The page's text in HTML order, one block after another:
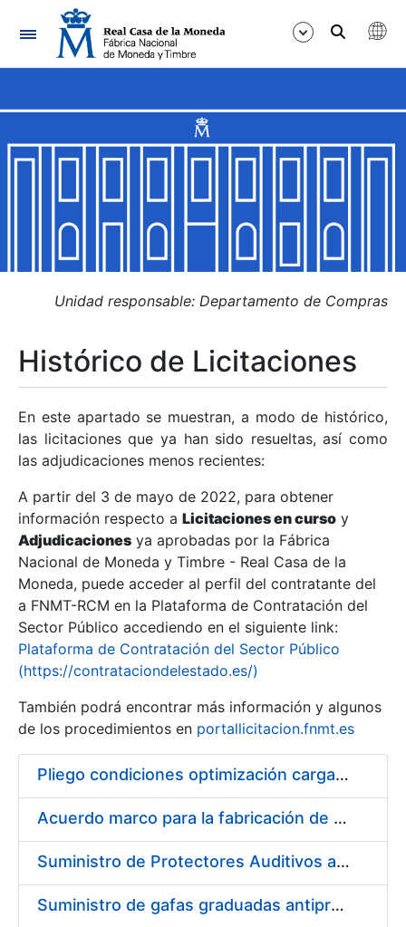
Navegación
Mostrar/Ocultar
Mostrar/Ocultar
Mostrar/Ocultar
Mostrar/Ocultar
Mostrar/Ocultar
Mostrar/Ocultar
Unidad responsable: Departamento de Compras
Histórico de Licitaciones
En este apartado se muestran, a modo de histórico,
las licitaciones que ya han sido resueltas, así como
las adjudicaciones menos recientes:
A partir del 3 de mayo de 2022, para obtener
información respecto a Licitaciones en curso y
Adjudicaciones ya aprobadas por la Fábrica
Nacional de Moneda y Timbre - Real Casa de la
Moneda, puede acceder al perfil del contratante del
a FNMT-RCM en la Plataforma de Contratación del
Sector Público accediendo en el siguiente link:
Plataforma de Contratación del Sector Público
(https://contrataciondelestado.es/)
También podrá encontrar más información y algunos
de los procedimientos en portallicitacion.fnmt.es
Pliego condiciones optimización cargas compras firmado
Acuerdo marco para la fabricación de piezas
Suministro de Protectores Auditivos a medida para las personas trabajadoras de los Centros de Trabajo de Madrid y Burgos
Suministro de gafas graduadas antiproyecciones para los trabajadores de la FNMT-RCM en los centros de trabajo de Madrid y Burgos